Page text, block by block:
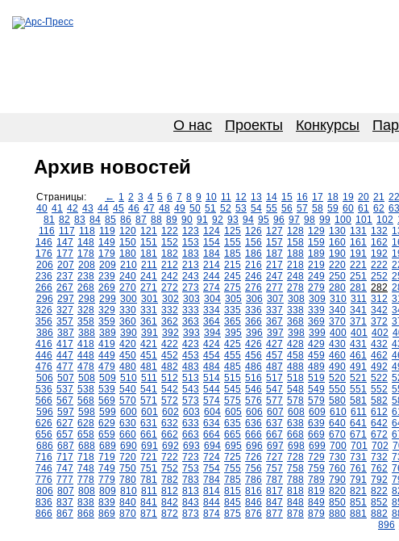
О нас Проекты Конкурсы
Архив новостей
Страницы: ← 1 2 3 4 5 6 7 8 9 10 11 12 13 14 15 16 17 18 19 20 21 22
40 41 42 43 44 45 46 47 48 49 50 51 52 53 54 55 56 57 58 59 60 61 62 63
81 82 83 84 85 86 87 88 89 90 91 92 93 94 95 96 97 98 99 100 101 102
116 117 118 119 120 121 122 123 124 125 126 127 128 129 130 131 132
146 147 148 149 150 151 152 153 154 155 156 157 158 159 160 161 162
176 177 178 179 180 181 182 183 184 185 186 187 188 189 190 191 192
206 207 208 209 210 211 212 213 214 215 216 217 218 219 220 221 222
236 237 238 239 240 241 242 243 244 245 246 247 248 249 250 251 252
266 267 268 269 270 271 272 273 274 275 276 277 278 279 280 281 282
296 297 298 299 300 301 302 303 304 305 306 307 308 309 310 311 312
326 327 328 329 330 331 332 333 334 335 336 337 338 339 340 341 342
356 357 358 359 360 361 362 363 364 365 366 367 368 369 370 371 372
386 387 388 389 390 391 392 393 394 395 396 397 398 399 400 401 402
416 417 418 419 420 421 422 423 424 425 426 427 428 429 430 431 432
446 447 448 449 450 451 452 453 454 455 456 457 458 459 460 461 462
476 477 478 479 480 481 482 483 484 485 486 487 488 489 490 491 492
506 507 508 509 510 511 512 513 514 515 516 517 518 519 520 521 522
536 537 538 539 540 541 542 543 544 545 546 547 548 549 550 551 552
566 567 568 569 570 571 572 573 574 575 576 577 578 579 580 581 582
596 597 598 599 600 601 602 603 604 605 606 607 608 609 610 611 612
626 627 628 629 630 631 632 633 634 635 636 637 638 639 640 641 642
656 657 658 659 660 661 662 663 664 665 666 667 668 669 670 671 672
686 687 688 689 690 691 692 693 694 695 696 697 698 699 700 701 702
716 717 718 719 720 721 722 723 724 725 726 727 728 729 730 731 732
746 747 748 749 750 751 752 753 754 755 756 757 758 759 760 761 762
776 777 778 779 780 781 782 783 784 785 786 787 788 789 790 791 792
806 807 808 809 810 811 812 813 814 815 816 817 818 819 820 821 822
836 837 838 839 840 841 842 843 844 845 846 847 848 849 850 851 852
866 867 868 869 870 871 872 873 874 875 876 877 878 879 880 881 882
896